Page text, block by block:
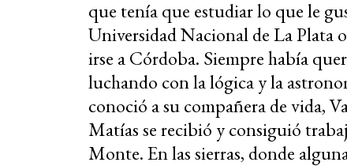
que tenía que estudiar lo que le
Universidad Nacional de La Plata
irse a Córdoba. Siempre había
luchando con la lógica y la
conoció a su compañera de vida,
Matías se recibió y consiguió
Monte. En las sierras, donde